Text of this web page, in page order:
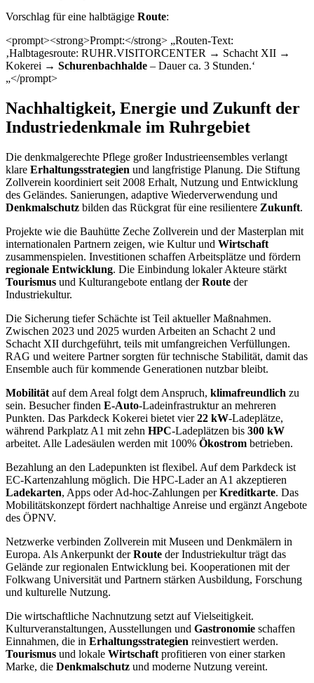
Vorschlag für eine halbtägige Route:
<prompt><strong>Prompt:</strong> „Routen-Text:
‚Halbtagesroute: RUHR.VISITORCENTER → Schacht XII →
Kokerei → Schurenbachhalde – Dauer ca. 3 Stunden.‘
„</prompt>
Nachhaltigkeit, Energie und Zukunft der
Industriedenkmale im Ruhrgebiet
Die denkmalgerechte Pflege großer Industrieensembles verlangt
klare Erhaltungsstrategien und langfristige Planung. Die Stiftung
Zollverein koordiniert seit 2008 Erhalt, Nutzung und Entwicklung
des Geländes. Sanierungen, adaptive Wiederverwendung und
Denkmalschutz bilden das Rückgrat für eine resilientere Zukunft.
Projekte wie die Bauhütte Zeche Zollverein und der Masterplan mit
internationalen Partnern zeigen, wie Kultur und Wirtschaft
zusammenspielen. Investitionen schaffen Arbeitsplätze und fördern
regionale Entwicklung. Die Einbindung lokaler Akteure stärkt
Tourismus und Kulturangebote entlang derRoute der
Industriekultur.
Die Sicherung tiefer Schächte ist Teil aktueller Maßnahmen.
Zwischen 2023 und 2025 wurden Arbeiten an Schacht 2 und
Schacht XII durchgeführt, teils mit umfangreichen Verfüllungen.
RAG und weitere Partner sorgten für technische Stabilität, damit das
Ensemble auch für kommende Generationen nutzbar bleibt.
Mobilität auf dem Areal folgt dem Anspruch, klimafreundlich zu
sein. Besucher finden E-Auto-Ladeinfrastruktur an mehreren
Punkten. Das Parkdeck Kokerei bietet vier22 kW-Ladeplätze,
während Parkplatz A1 mit zehn HPC-Ladeplätzen bis 300 kW
arbeitet. Alle Ladesäulen werden mit 100% Ökostrom betrieben.
Bezahlung an den Ladepunkten ist flexibel. Auf dem Parkdeck ist
EC-Kartenzahlung möglich. Die HPC-Lader an A1 akzeptieren
Ladekarten, Apps oder Ad-hoc-Zahlungen perKreditkarte. Das
Mobilitätskonzept fördert nachhaltige Anreise und ergänzt Angebote
des ÖPNV.
Netzwerke verbinden Zollverein mit Museen und Denkmälern in
Europa. Als Ankerpunkt derRoute der Industriekultur trägt das
Gelände zur regionalen Entwicklung bei. Kooperationen mit der
Folkwang Universität und Partnern stärken Ausbildung, Forschung
und kulturelle Nutzung.
Die wirtschaftliche Nachnutzung setzt auf Vielseitigkeit.
Kulturveranstaltungen, Ausstellungen und Gastronomie schaffen
Einnahmen, die in Erhaltungsstrategien reinvestiert werden.
Tourismus und lokale Wirtschaft profitieren von einer starken
Marke, die Denkmalschutz und moderne Nutzung vereint.